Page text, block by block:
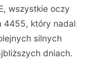
wszystkie oczy
4455, który nadal
silnych
dniach.